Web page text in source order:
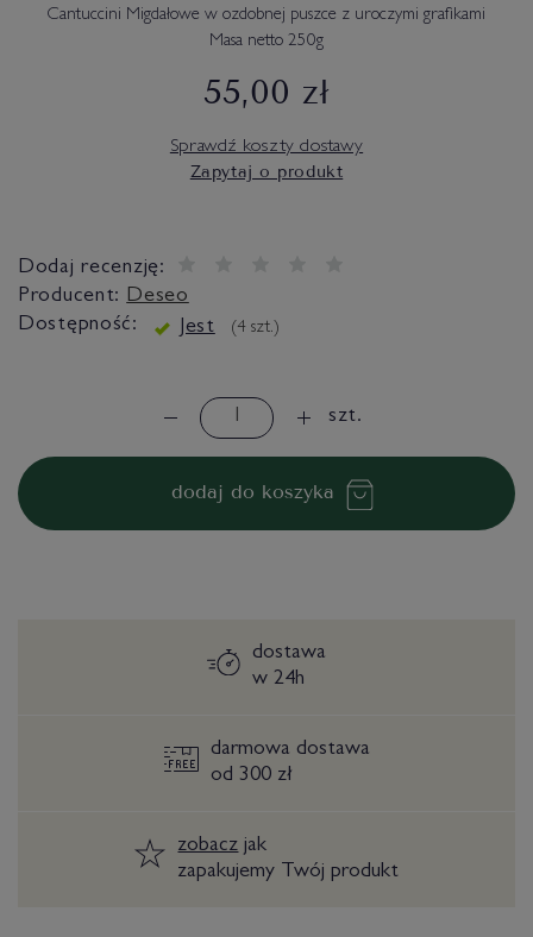
Cantuccini Migdałowe w ozdobnej puszce z uroczymi grafikami
Masa netto 250g
55,00 zł
Sprawdź koszty dostawy
Zapytaj o produkt
Dodaj recenzję:
Producent: Deseo
Dostępność:
Jest ( 4szt.)
szt.
dodaj do koszyka
dostawa
w 24h
darmowa dostawa
od 300 zł
zobaczjak
zapakujemy Twój produkt